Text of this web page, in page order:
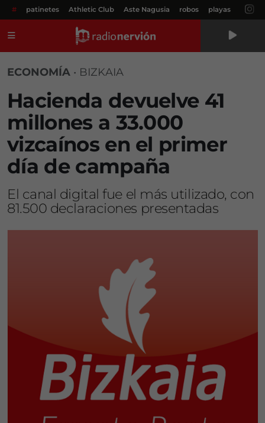
# patinetes Athletic Club Aste Nagusia robos playas
ECONOMÍA • BIZKAIA
Hacienda devuelve 41
millones a 33.000
vizcaínos en el primer
día de campaña
El canal digital fue el más utilizado, con
81.500 declaraciones presentadas